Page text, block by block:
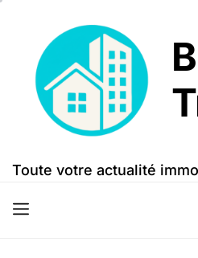
content
Bien
Trouvé
Toute votre actualité